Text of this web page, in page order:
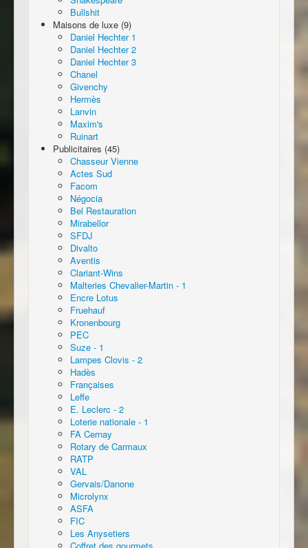
Bullshit
Maisons de luxe (9)
Daniel Hechter 1
Daniel Hechter 2
Daniel Hechter 3
Chanel
Givenchy
Hermès
Lanvin
Maxim's
Ruinart
Publicitaires (45)
Chasseur Vienne
Actes Sud
Facom
Négocia
Bel Restauration
Mirabellor
SFDJ
Divalto
Aventis
Clariant-Wins
Malteries Chevalier-Martin - 1
Encre Lotus
Fruehauf
Kronenbourg
PEC
Suze - 1
Lampes Clovis - 2
Hadès
Françaises
Leffe
E. Leclerc - 2
Loterie nationale - 1
FA Cernay
Rotary de Carmaux
RATP
VAL
Gervais/Danone
Microlynx
ASFA
FIC
Les Anysetiers